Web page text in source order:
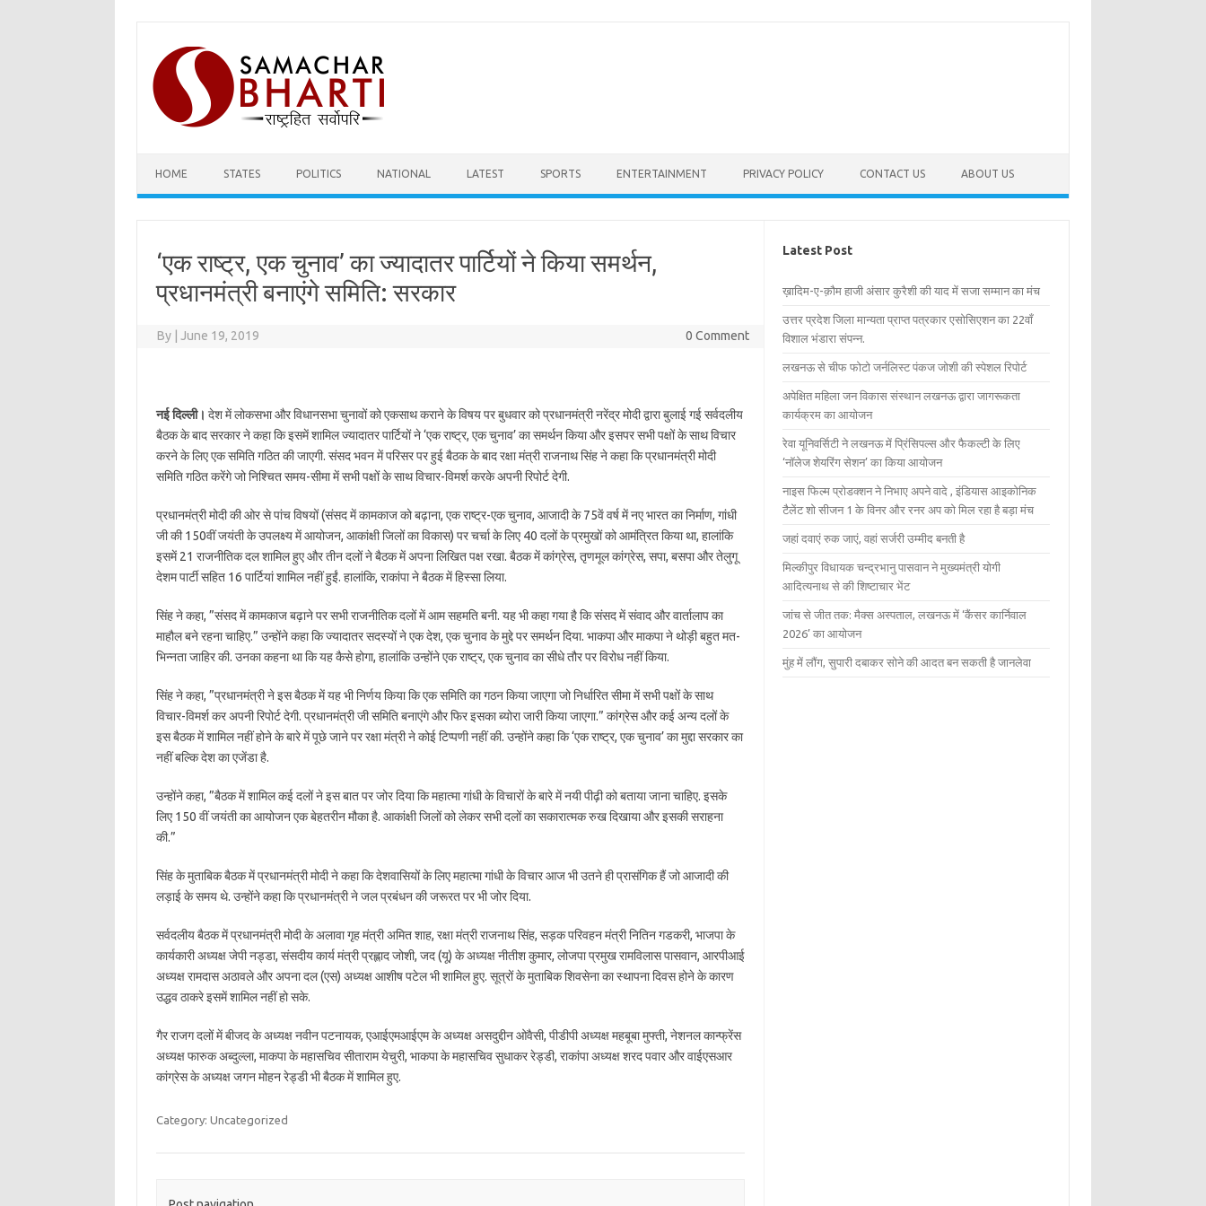
content
HOME STATES POLITICS NATIONAL LATEST SPORTS ENTERTAINMENT PRIVACY POLICY CONTACT US ABOUT US
‘एक राष्ट्र, एक चुनाव’ का ज्यादातर पार्टियों ने किया समर्थन,
प्रधानमंत्री बनाएंगे समिति: सरकार
By June 19, 2019 0 Comment
नई दिल्ली। देश में लोकसभा और विधानसभा चुनावों को एकसाथ कराने के विषय पर बुधवार को प्रधानमंत्री नरेंद्र मोदी द्वारा बुलाई गई सर्वदलीय
बैठक के बाद सरकार ने कहा कि इसमें शामिल ज्यादातर पार्टियों ने ‘एक राष्ट्र, एक चुनाव’ का समर्थन किया और इसपर सभी पक्षों के साथ विचार
करने के लिए एक समिति गठित की जाएगी. संसद भवन में परिसर पर हुई बैठक के बाद रक्षा मंत्री राजनाथ सिंह ने कहा कि प्रधानमंत्री मोदी
समिति गठित करेंगे जो निश्चित समय-सीमा में सभी पक्षों के साथ विचार-विमर्श करके अपनी रिपोर्ट देगी.
प्रधानमंत्री मोदी की ओर से पांच विषयों (संसद में कामकाज को बढ़ाना, एक राष्ट्र-एक चुनाव, आजादी के 75वें वर्ष में नए भारत का निर्माण, गांधी
जी की 150वीं जयंती के उपलक्ष्य में आयोजन, आकांक्षी जिलों का विकास) पर चर्चा के लिए 40 दलों के प्रमुखों को आमंत्रित किया था, हालांकि
इसमें 21 राजनीतिक दल शामिल हुए और तीन दलों ने बैठक में अपना लिखित पक्ष रखा. बैठक में कांग्रेस, तृणमूल कांग्रेस, सपा, बसपा और तेलुगू
देशम पार्टी सहित 16 पार्टियां शामिल नहीं हुईं. हालांकि, राकांपा ने बैठक में हिस्सा लिया.
सिंह ने कहा, ”संसद में कामकाज बढ़ाने पर सभी राजनीतिक दलों में आम सहमति बनी. यह भी कहा गया है कि संसद में संवाद और वार्तालाप का
माहौल बने रहना चाहिए.” उन्होंने कहा कि ज्यादातर सदस्यों ने एक देश, एक चुनाव के मुद्दे पर समर्थन दिया. भाकपा और माकपा ने थोड़ी बहुत मत-
भिन्नता जाहिर की. उनका कहना था कि यह कैसे होगा, हालांकि उन्होंने एक राष्ट्र, एक चुनाव का सीधे तौर पर विरोध नहीं किया.
सिंह ने कहा, ”प्रधानमंत्री ने इस बैठक में यह भी निर्णय किया कि एक समिति का गठन किया जाएगा जो निर्धारित सीमा में सभी पक्षों के साथ
विचार-विमर्श कर अपनी रिपोर्ट देगी. प्रधानमंत्री जी समिति बनाएंगे और फिर इसका ब्योरा जारी किया जाएगा.” कांग्रेस और कई अन्य दलों के
इस बैठक में शामिल नहीं होने के बारे में पूछे जाने पर रक्षा मंत्री ने कोई टिप्पणी नहीं की. उन्होंने कहा कि ‘एक राष्ट्र, एक चुनाव’ का मुद्दा सरकार का
नहीं बल्कि देश का एजेंडा है.
उन्होंने कहा, ”बैठक में शामिल कई दलों ने इस बात पर जोर दिया कि महात्मा गांधी के विचारों के बारे में नयी पीढ़ी को बताया जाना चाहिए. इसके
लिए 150 वीं जयंती का आयोजन एक बेहतरीन मौका है. आकांक्षी जिलों को लेकर सभी दलों का सकारात्मक रुख दिखाया और इसकी सराहना
की.”
सिंह के मुताबिक बैठक में प्रधानमंत्री मोदी ने कहा कि देशवासियों के लिए महात्मा गांधी के विचार आज भी उतने ही प्रासंगिक हैं जो आजादी की
लड़ाई के समय थे. उन्होंने कहा कि प्रधानमंत्री ने जल प्रबंधन की जरूरत पर भी जोर दिया.
सर्वदलीय बैठक में प्रधानमंत्री मोदी के अलावा गृह मंत्री अमित शाह, रक्षा मंत्री राजनाथ सिंह, सड़क परिवहन मंत्री नितिन गडकरी, भाजपा के
कार्यकारी अध्यक्ष जेपी नड्डा, संसदीय कार्य मंत्री प्रह्लाद जोशी, जद (यू) के अध्यक्ष नीतीश कुमार, लोजपा प्रमुख रामविलास पासवान, आरपीआई
अध्यक्ष रामदास अठावले और अपना दल (एस) अध्यक्ष आशीष पटेल भी शामिल हुए. सूत्रों के मुताबिक शिवसेना का स्थापना दिवस होने के कारण
उद्धव ठाकरे इसमें शामिल नहीं हो सके.
गैर राजग दलों में बीजद के अध्यक्ष नवीन पटनायक, एआईएमआईएम के अध्यक्ष असदुद्दीन ओवैसी, पीडीपी अध्यक्ष महबूबा मुफ्ती, नेशनल कान्फ्रेंस
अध्यक्ष फारुक अब्दुल्ला, माकपा के महासचिव सीताराम येचुरी, भाकपा के महासचिव सुधाकर रेड्डी, राकांपा अध्यक्ष शरद पवार और वाईएसआर
कांग्रेस के अध्यक्ष जगन मोहन रेड्डी भी बैठक में शामिल हुए.
Category: Uncategorized
Latest Post
ख़ादिम-ए-क़ौम हाजी अंसार कुरैशी की याद में सजा सम्मान का मंच
उत्तर प्रदेश जिला मान्यता प्राप्त पत्रकार एसोसिएशन का 22वाँ
विशाल भंडारा संपन्न.
लखनऊ से चीफ फोटो जर्नलिस्ट पंकज जोशी की स्पेशल रिपोर्ट
अपेक्षित महिला जन विकास संस्थान लखनऊ द्वारा जागरूकता
कार्यक्रम का आयोजन
रेवा यूनिवर्सिटी ने लखनऊ में प्रिंसिपल्स और फैकल्टी के लिए
‘नॉलेज शेयरिंग सेशन’ का किया आयोजन
नाइस फिल्म प्रोडक्शन ने निभाए अपने वादे , इंडियास आइकोनिक
टैलेंट शो सीजन 1 के विनर और रनर अप को मिल रहा है बड़ा मंच
जहां दवाएं रुक जाएं, वहां सर्जरी उम्मीद बनती है
मिल्कीपुर विधायक चन्द्रभानु पासवान ने मुख्यमंत्री योगी
आदित्यनाथ से की शिष्टाचार भेंट
जांच से जीत तक: मैक्स अस्पताल, लखनऊ में ‘कैंसर कार्निवाल
2026’ का आयोजन
मुंह में लौंग, सुपारी दबाकर सोने की आदत बन सकती है जानलेवा